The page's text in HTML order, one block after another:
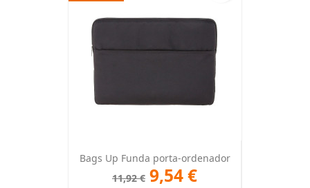
Bags Up Funda porta-ordenador
11,92 € 9,54 €